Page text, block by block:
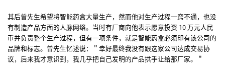
其后曾先生希望将智能药盒大量生产，然而他对生产过程一窍不通，也没
有制造产品方面的人脉网络。当时有厂商向他表示愿意投资 10 万元人民
币并负责整个生产过程，但有一项条件，就是智能药盒必须印有该公司的
品牌和标志。曾先生忆述说：＂幸好最终我没有跟这家公司达成交易协
议，后来我才意识到，我几乎把自己发明的产品拱手让给那厂家。＂